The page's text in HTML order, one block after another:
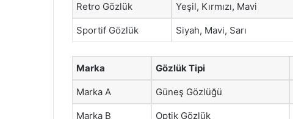
Retro Gözlük Yeşil, Kırmızı, Mavi
Sportif Gözlük Siyah, Mavi, Sarı
Marka Gözlük Tipi
Marka A Güneş Gözlüğü
Marka B Optik Gözlük